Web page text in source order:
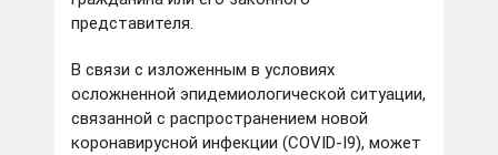
представителя.
В связи с изложенным в условиях
осложненной эпидемиологической ситуации,
связанной с распространением новой
коронавирусной инфекции (COVID-I9), может